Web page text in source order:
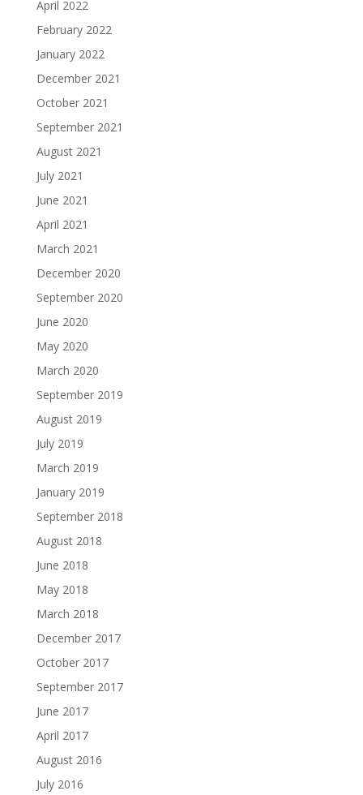
April 2022
February 2022
January 2022
December 2021
October 2021
September 2021
August 2021
July 2021
June 2021
April 2021
March 2021
December 2020
September 2020
June 2020
May 2020
March 2020
September 2019
August 2019
July 2019
March 2019
January 2019
September 2018
August 2018
June 2018
May 2018
March 2018
December 2017
October 2017
September 2017
June 2017
April 2017
August 2016
July 2016